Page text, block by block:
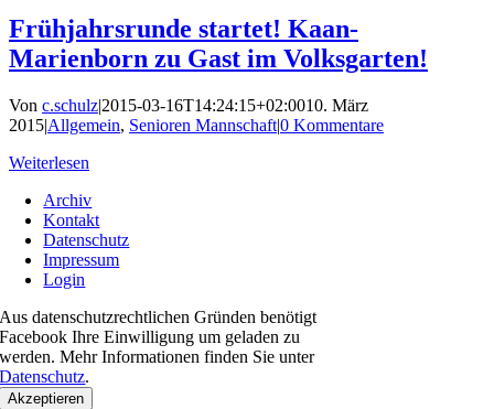
Frühjahrsrunde startet! Kaan-
Marienborn zu Gast im Volksgarten!
Von c.schulz|2015-03-16T14:24:15+02:0010. März
2015|Allgemein, Senioren Mannschaft|0 Kommentare
Weiterlesen
Archiv
Kontakt
Datenschutz
Impressum
Login
Aus datenschutzrechtlichen Gründen benötigt
Facebook Ihre Einwilligung um geladen zu
werden. Mehr Informationen finden Sie unter
Datenschutz.
Akzeptieren